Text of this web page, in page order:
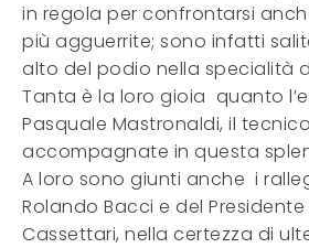
in regola per confrontarsi
più agguerrite; sono infatti
alto del podio nella specialità
Tanta è la loro gioia quanto
Pasquale Mastronaldi, il
accompagnate in questa
A loro sono giunti anche i
Rolando Bacci e del Presidente
Cassettari, nella certezza di